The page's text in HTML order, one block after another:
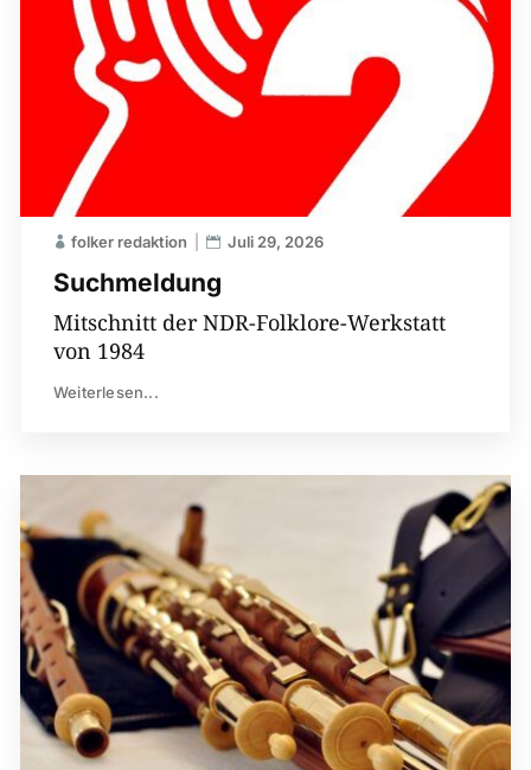
Suchmeldung
folker redaktion Juli 29, 2026
Mitschnitt der NDR-Folklore-Werkstatt
von 1984
Weiterlesen...